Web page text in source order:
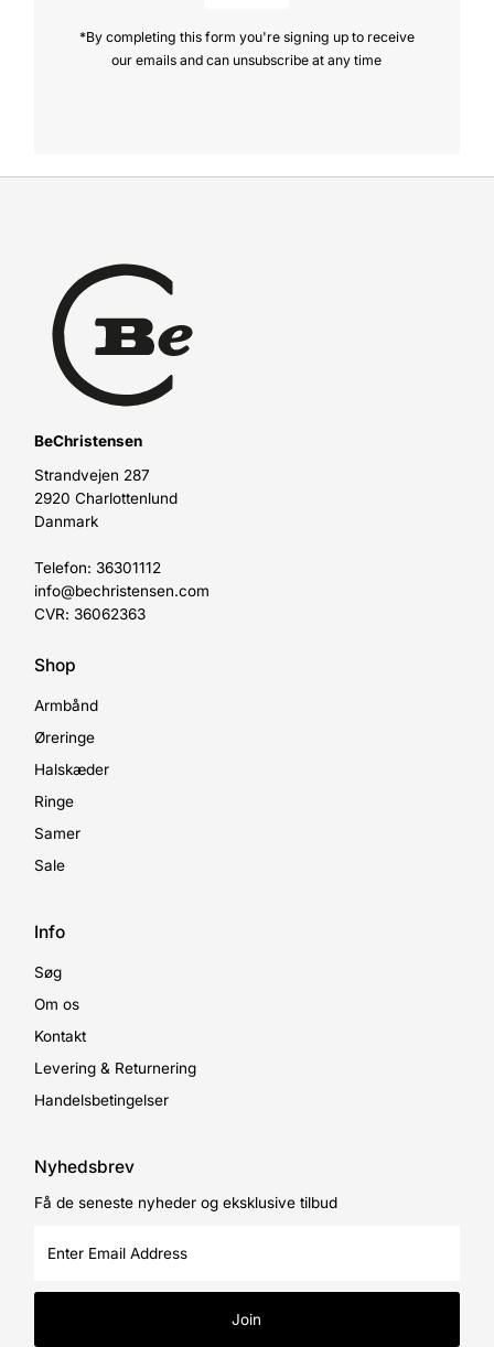
*By completing this form you're signing up to receive
our emails and can unsubscribe at any time
BeChristensen
Strandvejen 287
2920 Charlottenlund
Danmark
Telefon: 36301112
info@bechristensen.com
CVR: 36062363
Shop
Armbånd
Øreringe
Halskæder
Ringe
Samer
Sale
Info
Søg
Om os
Kontakt
Levering & Returnering
Handelsbetingelser
Nyhedsbrev
Få de seneste nyheder og eksklusive tilbud
Email
Join